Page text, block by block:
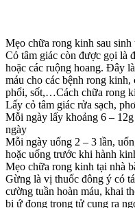
Mẹo chữa rong kinh sau sinh
Cỏ tâm giác còn được gọi là
hoặc các ruộng hoang. Đây
máu cho các bệnh rong
phổi, sốt,…Cách chữa rong
Lấy cỏ tâm giác rửa sạch,
Mỗi ngày lấy khoảng 6 –
ngày
Mỗi ngày uống 2 – 3 lần,
hoặc uống trước khi hành
Mẹo chữa rong kinh tại nhà
Gừng là vị thuốc đông ý có
cường tuần hoàn máu, khai
bị ứ đọng trong tử cung ra